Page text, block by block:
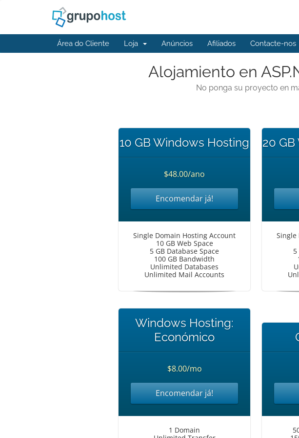
Área do Cliente Loja Anúncios Afiliados Contacte-nos
Alojamiento en
No ponga su proyecto en
10 GB Windows Hosting
$48.00/ano
Encomendar já!
Single Domain Hosting Account
10 GB Web Space
5 GB Database Space
100 GB Bandwidth
Unlimited Databases
Unlimited Mail Accounts
20
Single
5
Windows Hosting:
Económico
$8.00/mo
Encomendar já!
1 Domain